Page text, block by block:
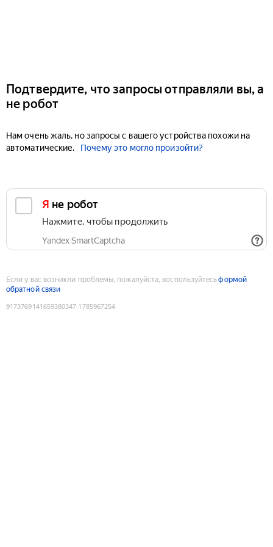
Подтвердите, что запросы отправляли вы, а
не робот
Нам очень жаль, но запросы с вашего устройства похожи на
автоматические.
Почему это могло произойти?
Я не робот
Нажмите, чтобы продолжить
Yandex SmartCaptcha
Если у вас возникли проблемы, пожалуйста, воспользуйтесьформой
обратной связи
9173769141659380347:1785967254